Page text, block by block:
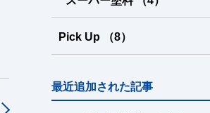
Pick Up （8）
最近追加された記事